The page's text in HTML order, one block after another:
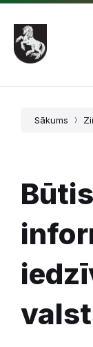
Pāriet
saturu
Skip
main
navigation
Skip
footer
Sākums